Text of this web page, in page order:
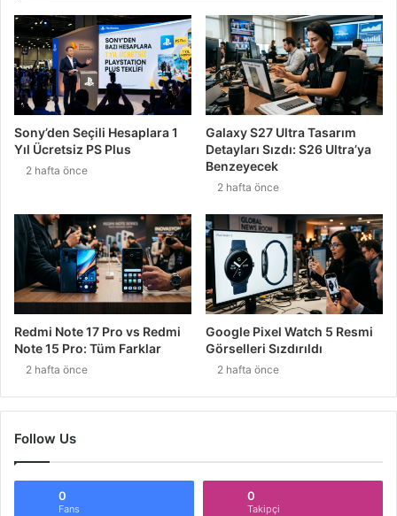
Sony’den Seçili Hesaplara 1
Yıl Ücretsiz PS Plus
2 hafta önce
Galaxy S27 Ultra Tasarım
Detayları Sızdı: S26 Ultra’ya
Benzeyecek
2 hafta önce
Redmi Note 17 Pro vs Redmi
Note 15 Pro: Tüm Farklar
2 hafta önce
Google Pixel Watch 5 Resmi
Görselleri Sızdırıldı
2 hafta önce
Follow Us
0
Fans
0
Takipçi